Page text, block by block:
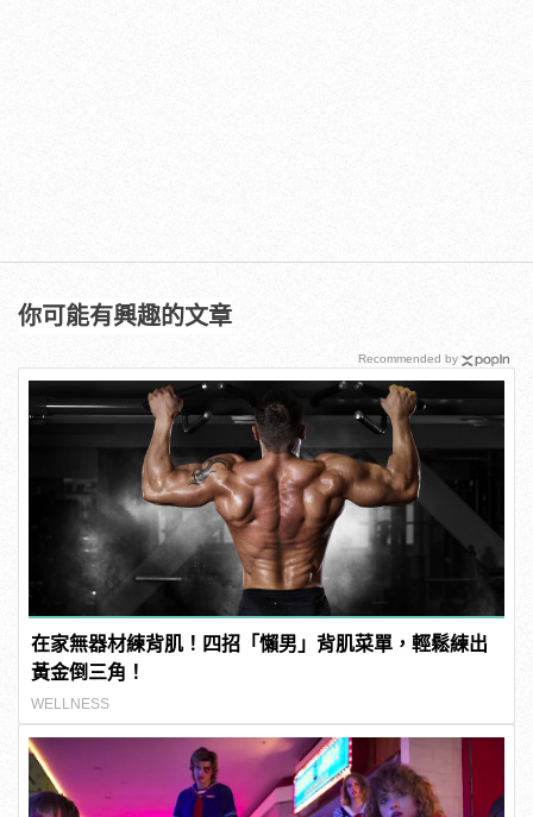
你可能有興趣的文章
在家無器材練背肌！四招「懶男」背肌菜單，輕鬆練出
黃金倒三角！
WELLNESS
Recommended by